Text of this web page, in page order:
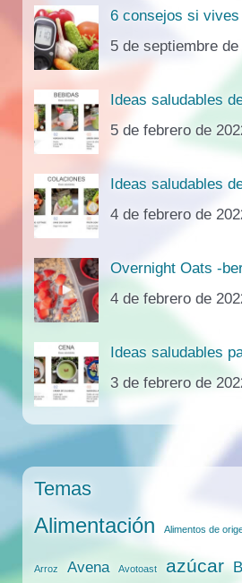
6 consejos si
5 de septiembre de
Ideas saludables
5 de febrero de
Ideas saludables
4 de febrero de
Overnight Oats -
4 de febrero de
Ideas saludables
3 de febrero de
Temas
Alimentación Alimentos de
Arroz Avena Avotoast azúcar